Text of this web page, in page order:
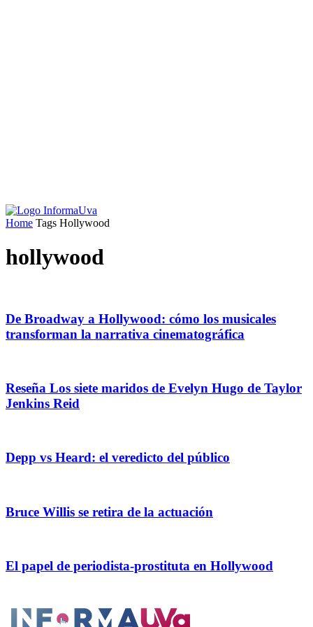
Home Tags Hollywood
hollywood
De Broadway a Hollywood: cómo los musicales
transforman la narrativa cinematográfica
Reseña Los siete maridos de Evelyn Hugo de Taylor
Jenkins Reid
Depp vs Heard: el veredicto del público
Bruce Willis se retira de la actuación
El papel de periodista-prostituta en Hollywood